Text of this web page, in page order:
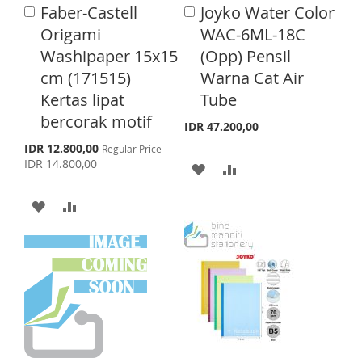
H
L
I
S
T
P
A
R
E
S
H
L
I
S
T
M
P
A
R
E
Faber-Castell
Origami
Washipaper 15x15
cm (171515)
Kertas lipat
bercorak motif
S
p
e
P
r
e
IDR 12.800,00 Regular Price
IDR 14.800,00
A
d
t
C
a
r
t
A
D
D
T
O
W
D
D
T
O
C
Joyko Water Color
WAC-6ML-18C
(Opp) Pensil
Warna Cat Air
Tube
IDR 47.200,00
A
d
d
t
o
C
t
A
D
T
O
W
T
O
O